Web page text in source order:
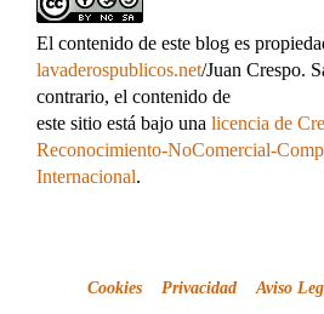
El contenido de este blog es
lavaderospublicos.net/Juan Crespo.
contrario, el contenido de
este sitio está bajo una licencia de
Reconocimiento-NoComercial-
Internacional.
Cookies Privacidad Aviso